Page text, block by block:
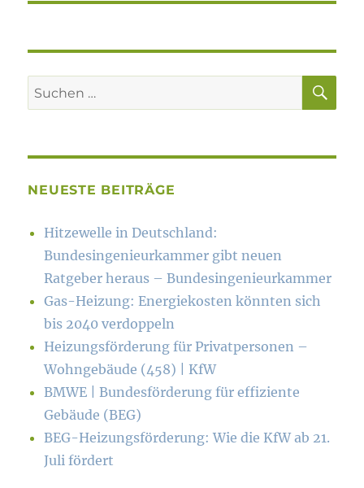
Suchen
nach:
NEUESTE BEITRÄGE
Hitzewelle in Deutschland:
Bundesingenieurkammer gibt neuen
Ratgeber heraus – Bundesingenieurkammer
Gas-Heizung: Energiekosten könn­ten sich
bis 2040 verdoppeln
Heizungsförderung für Privatpersonen –
Wohngebäude (458) | KfW
BMWE | Bundesförderung für effiziente
Gebäude (BEG)
BEG-Heizungsförderung: Wie die KfW ab 21.
Juli fördert